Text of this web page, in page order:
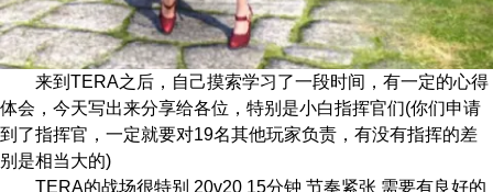
来到TERA之后，自己摸索学习了一段时间，有一定的心得
体会，今天写出来分享给各位，特别是小白指挥官们(你们申请
到了指挥官，一定就要对19名其他玩家负责，有没有指挥的差
别是相当大的)
TERA的战场很特别 20v20 15分钟 节奏紧张 需要有良好的